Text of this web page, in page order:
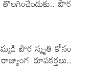
పౌర స్మృతి కోసం
రూపకర్తలు..